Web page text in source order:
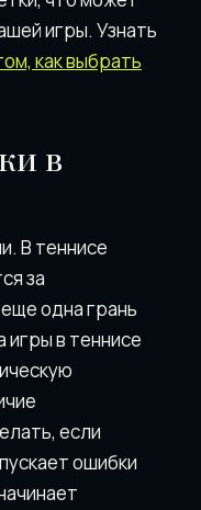
игры. Узнать
как выбрать
в
В теннисе
за
одна грань
игры в теннисе
если
ошибки